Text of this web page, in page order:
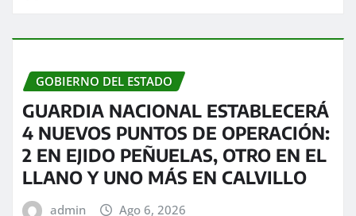
GOBIERNO DEL ESTADO
GUARDIA NACIONAL ESTABLECERÁ
4 NUEVOS PUNTOS DE OPERACIÓN:
2 EN EJIDO PEÑUELAS, OTRO EN EL
LLANO Y UNO MÁS EN CALVILLO
admin Ago 6, 2026